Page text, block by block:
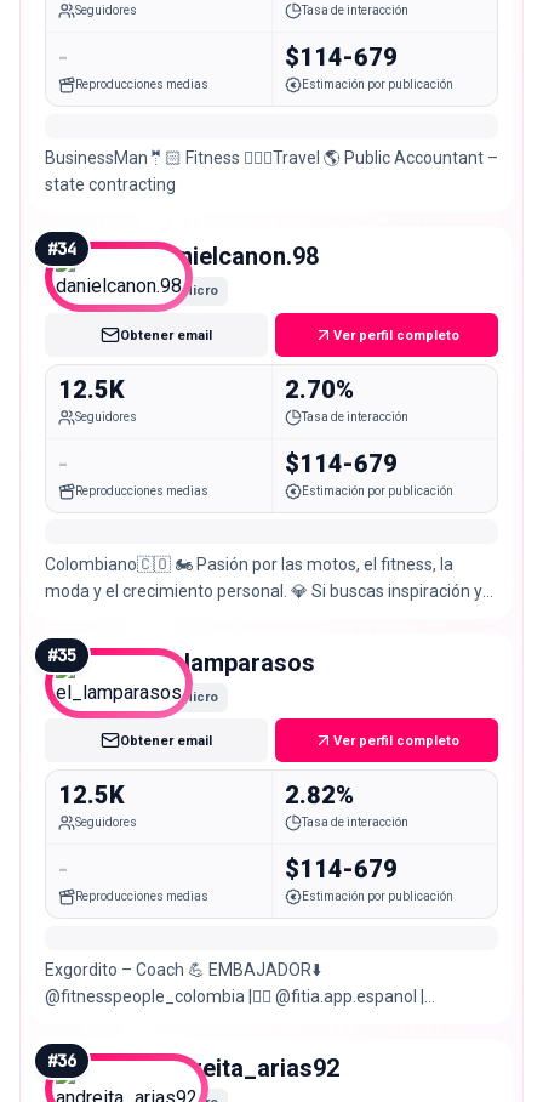
Seguidores Tasa de interacción
-
Reproducciones medias
$114-679
Estimación por publicación
BusinessMan🤵🏻 Fitness 🏋🏻‍♂️Travel 🌎 Public Accountant –
state contracting
#34 danielcanon.98
Micro
Obtener email Ver perfil completo
12.5K
Seguidores
2.70%
Tasa de interacción
-
Reproducciones medias
$114-679
Estimación por publicación
Colombiano🇨🇴 🏍️ Pasión por las motos, el fitness, la
moda y el crecimiento personal. 💎 Si buscas inspiración y
#35 el_lamparasos
Micro
Obtener email Ver perfil completo
12.5K
Seguidores
2.82%
Tasa de interacción
-
Reproducciones medias
$114-679
Estimación por publicación
Exgordito – Coach 💪 EMBAJADOR⬇️
@fitnesspeople_colombia |🏋️‍♂️ @fitia.app.espanol |
#36 andreita_arias92